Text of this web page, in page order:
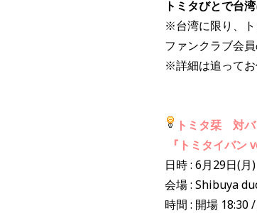
トミタびとで台
※台湾に限り、
ファンクラブ会
※詳細は追って
トミタ栞 対バ
『トミタイバン
日時 : 6月29日(月)
会場 : Shibuya
時間 : 開場 18:30